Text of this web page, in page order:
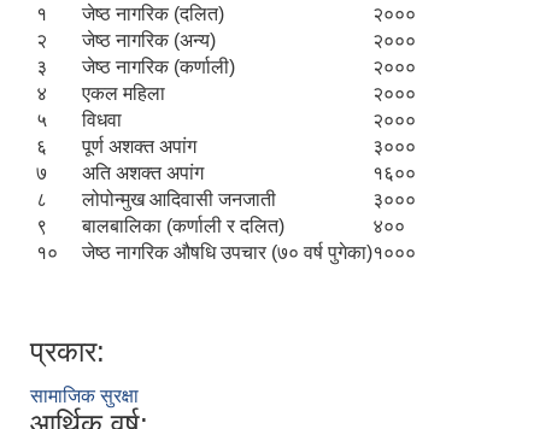
१
जेष्ठ नागरिक (दलित)
२०००
२
जेष्ठ नागरिक (अन्य)
२०००
३
जेष्ठ नागरिक (कर्णाली)
२०००
४
एकल महिला
२०००
५
विधवा
२०००
६
पूर्ण अशक्त अपांग
३०००
७
अति अशक्त अपांग
१६००
८
लोपोन्मुख आदिवासी जनजाती
३०००
९
बालबालिका (कर्णाली र दलित)
४००
१०
जेष्ठ नागरिक औषधि उपचार (७० वर्ष पुगेका)१०००
प्रकार:
सामाजिक सुरक्षा